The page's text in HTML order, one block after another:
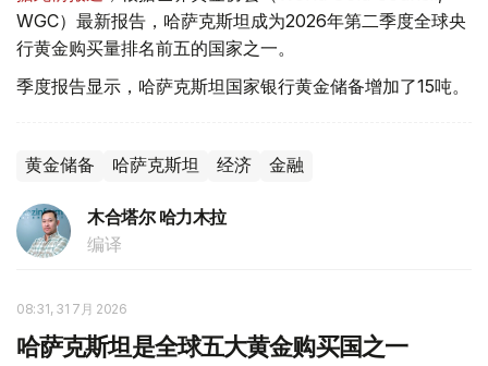
WGC）最新报告，哈萨克斯坦成为2026年第二季度全球央
行黄金购买量排名前五的国家之一。
季度报告显示，哈萨克斯坦国家银行黄金储备增加了15吨。
黄金储备 哈萨克斯坦 经济 金融
木合塔尔 哈力木拉
编译
08:31, 31 7月 2026
哈萨克斯坦是全球五大黄金购买国之一